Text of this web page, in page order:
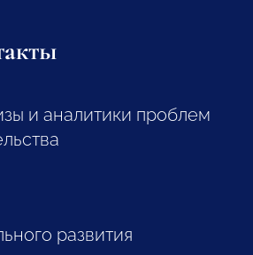
и аналитики проблем
развития